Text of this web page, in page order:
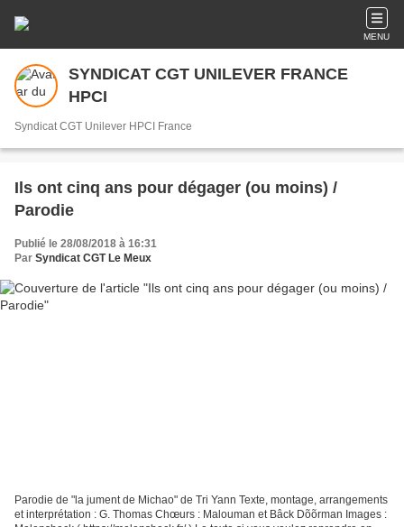
MENU
SYNDICAT CGT UNILEVER FRANCE
HPCI
Syndicat CGT Unilever HPCI France
Ils ont cinq ans pour dégager (ou moins) /
Parodie
Publié le 28/08/2018 à 16:31
Par Syndicat CGT Le Meux
Parodie de "la jument de Michao" de Tri Yann Texte, montage, arrangements
et interprétation : G. Thomas Chœurs : Malouman et Bâck Dõõrman Images :